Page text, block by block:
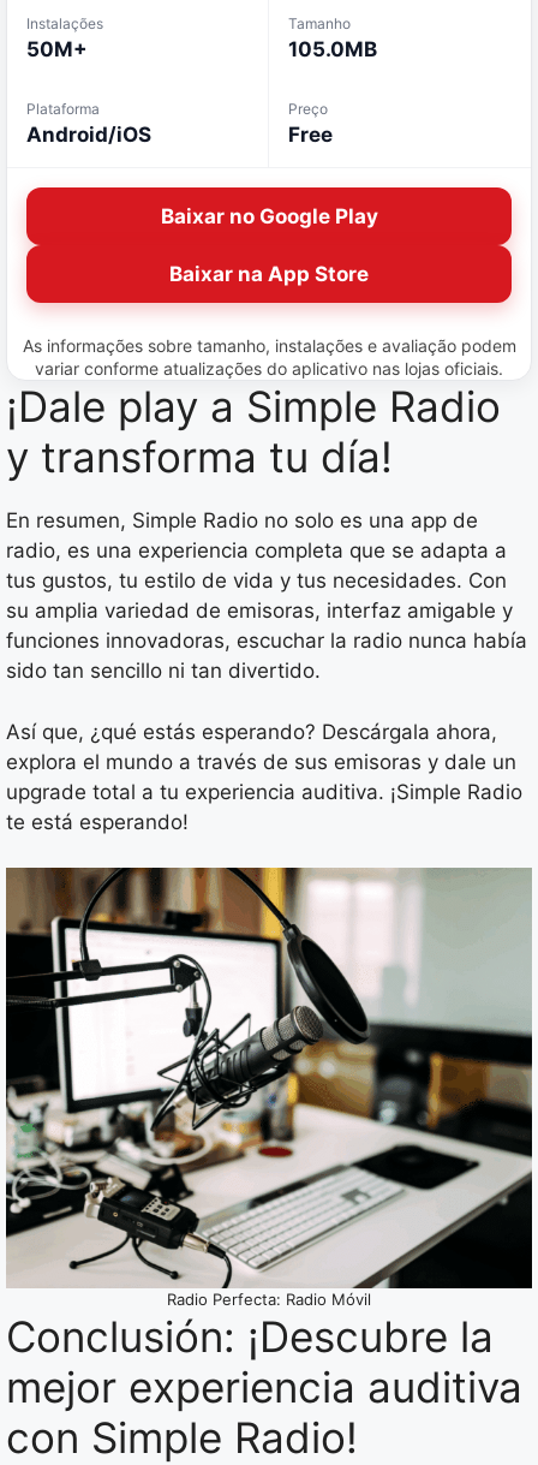
Instalações
50M+
Tamanho
105.0MB
Plataforma
Android/iOS
Preço
Free
Baixar no Google Play
Baixar na App Store
As informações sobre tamanho, instalações e avaliação podem
variar conforme atualizações do aplicativo nas lojas oficiais.
¡Dale play a Simple Radio
y transforma tu día!
En resumen, Simple Radio no solo es una app de
radio, es una experiencia completa que se adapta a
tus gustos, tu estilo de vida y tus necesidades. Con
su amplia variedad de emisoras, interfaz amigable y
funciones innovadoras, escuchar la radio nunca había
sido tan sencillo ni tan divertido.
Así que, ¿qué estás esperando? Descárgala ahora,
explora el mundo a través de sus emisoras y dale un
upgrade total a tu experiencia auditiva. ¡Simple Radio
te está esperando!
Radio Perfecta: Radio Móvil
Conclusión: ¡Descubre la
mejor experiencia auditiva
con Simple Radio!